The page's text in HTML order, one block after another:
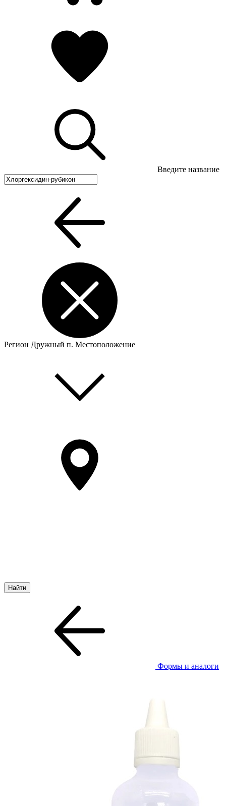
Введите название
Регион Дружный п. Местоположение
Формы и аналоги